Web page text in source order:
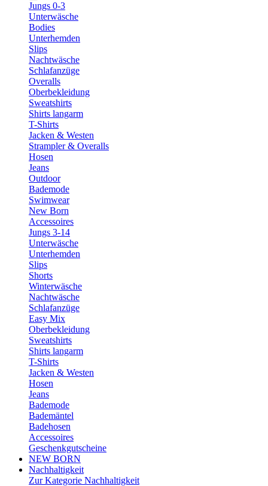
Jungs 0-3
Unterwäsche
Bodies
Unterhemden
Slips
Nachtwäsche
Schlafanzüge
Overalls
Oberbekleidung
Sweatshirts
Shirts langarm
T-Shirts
Jacken & Westen
Strampler & Overalls
Hosen
Jeans
Outdoor
Bademode
Swimwear
New Born
Accessoires
Jungs 3-14
Unterwäsche
Unterhemden
Slips
Shorts
Winterwäsche
Nachtwäsche
Schlafanzüge
Easy Mix
Oberbekleidung
Sweatshirts
Shirts langarm
T-Shirts
Jacken & Westen
Hosen
Jeans
Bademode
Bademäntel
Badehosen
Accessoires
Geschenkgutscheine
NEW BORN
Nachhaltigkeit
Zur Kategorie Nachhaltigkeit